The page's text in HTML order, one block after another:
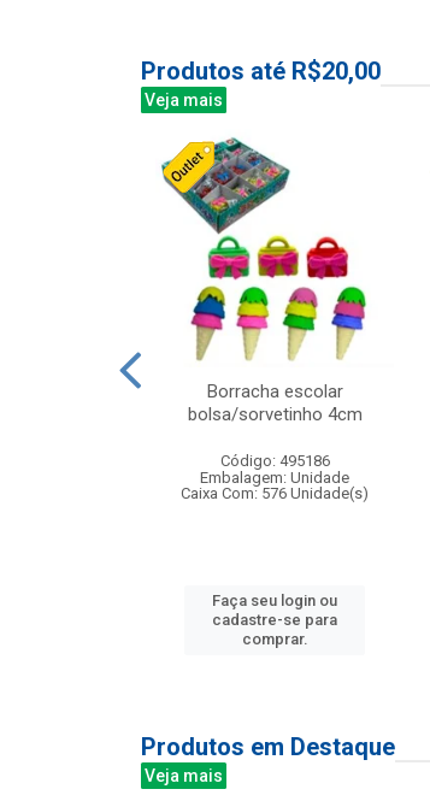
Produtos até R$20,00
Veja mais
Borracha escolar
bolsa/sorvetinho 4cm
Código: 495186
Embalagem: Unidade
Caixa Com: 576 Unidade(s)
Faça seu login ou
cadastre-se para
comprar.
Produtos em Destaque
Veja mais